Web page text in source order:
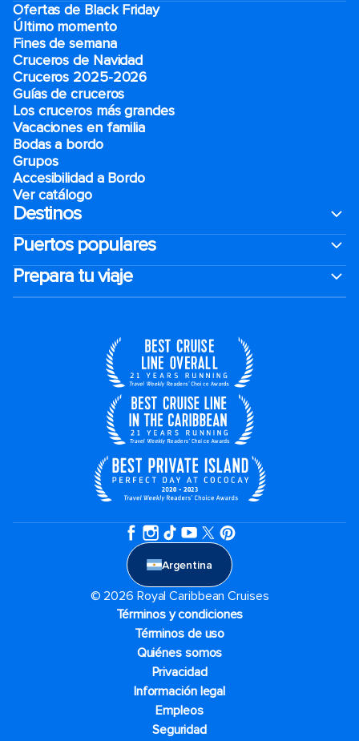
Ofertas de Black Friday
Último momento
Fines de semana
Cruceros de Navidad
Cruceros 2025-2026
Guías de cruceros
Los cruceros más grandes
Vacaciones en familia
Bodas a bordo
Grupos
Accesibilidad a Bordo
Ver catálogo
Destinos
Puertos populares
Prepara tu viaje
Argentina
© 2026 Royal Caribbean Cruises
Términos y condiciones
Términos de uso
Quiénes somos
Privacidad
Información legal
Empleos
Seguridad